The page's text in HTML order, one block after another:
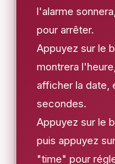
l'alarme
pour arrêter.
Appuyez sur le
montrera
afficher la date,
secondes.
Appuyez sur le
puis appuyez
"time" pour